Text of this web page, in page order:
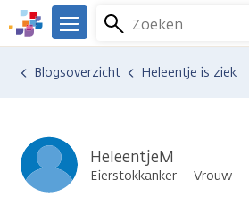
Overslaan
en
naar
We
er
Kanker.nl
Zoeken
Menu
Ervaringen van anderen
Blogsoverzicht Heleentje is ziek
HeleentjeM
Eierstokkanker Vrouw